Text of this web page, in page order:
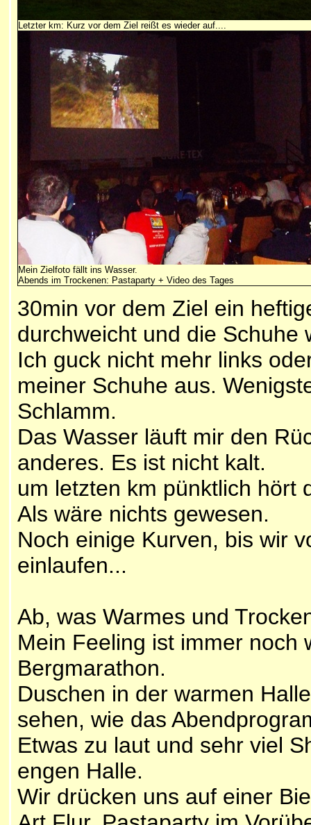
Letzter km: Kurz vor dem Ziel reißt es wieder auf....
Mein Zielfoto fällt ins Wasser.
Abends im Trockenen: Pastaparty + Video des Tages
30min vor dem Ziel ein
durchweicht und die Schuhe
Ich guck nicht mehr links
meiner Schuhe aus.
Schlamm.
Das Wasser läuft mir den
anderes. Es ist nicht kalt.
um letzten km pünktlich hört
Als wäre nichts gewesen.
Noch einige Kurven, bis wir
einlaufen...
Ab, was Warmes und
Mein Feeling ist immer noch
Bergmarathon.
Duschen in der warmen
sehen, wie das
Etwas zu laut und sehr viel
engen Halle.
Wir drücken uns auf einer